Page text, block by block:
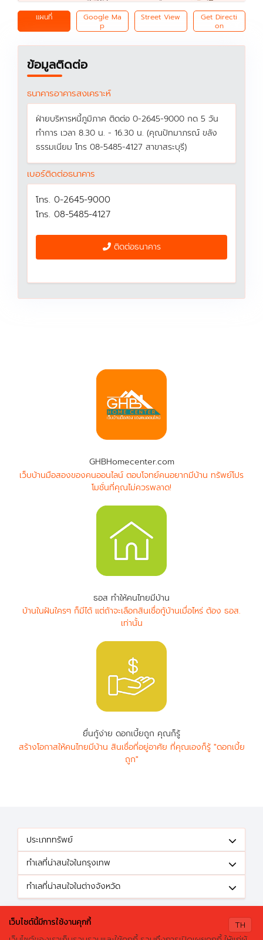
แผนที่
Google Ma
p
Street View
Get Directi
on
ข้อมูลติดต่อ
ธนาคารอาคารสงเคราะห์
ฝ่ายบริหารหนี้ภูมิภาค ติดต่อ 0-2645-9000 กด 5 วัน
ทำการ เวลา 8.30 น. - 16.30 น. (คุณปัทมาภรณ์ ขลัง
ธรรมเนียม โทร 08-5485-4127 สาขาสระบุรี)
เบอร์ติดต่อธนาคาร
โทร. 0-2645-9000
โทร. 08-5485-4127
ติดต่อธนาคาร
GHBHomecenter.com
เว็บบ้านมือสองของคนออนไลน์ ตอบโจทย์คนอยากมีบ้าน ทรัพย์โปร
โมชั่นที่คุณไม่ควรพลาด!
ธอส ทำให้คนไทยมีบ้าน
บ้านในฝันใครๆ ก็มีได้ แต่ถ้าจะเลือกสินเชื่อกู้บ้านเมื่อไหร่ ต้อง ธอส.
เท่านั้น
ยื่นกู้ง่าย ดอกเบี้ยถูก คุณก็รู้
สร้างโอกาสให้คนไทยมีบ้าน สินเชื่อที่อยู่อาศัย ที่คุณเองก็รู้ "ดอกเบี้ย
ถูก"
ประเภททรัพย์
ทำเลที่น่าสนใจในกรุงเทพ
ทำเลที่น่าสนใจในต่างจังหวัด
TH
เว็บไซต์นี้มีการใช้งานคุกกี้